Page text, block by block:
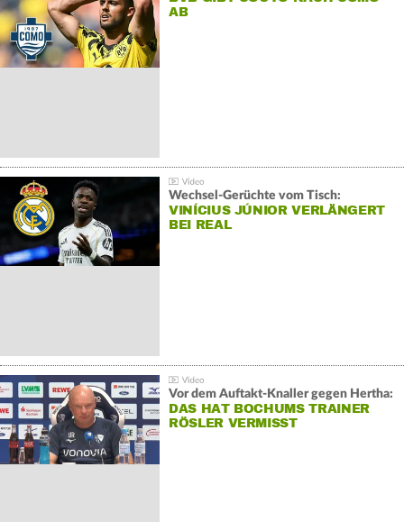
AB
Wechsel-Gerüchte vom Tisch:
VINÍCIUS JÚNIOR VERLÄNGERT
BEI REAL
Vor dem Auftakt-Knaller gegen Hertha:
DAS HAT BOCHUMS TRAINER
RÖSLER VERMISST